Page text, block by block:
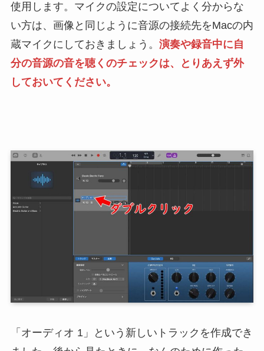
使用します。マイクの設定についてよく分からな
い方は、画像と同じように音源の接続先をMacの内
蔵マイクにしておきましょう。 演奏や録音中に自
分の音源の音を聴くのチェックは、とりあえず外
しておいてください。
「オーディオ 1」という新しいトラックを作成でき